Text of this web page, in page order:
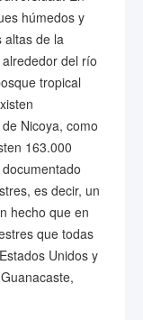
húmedos y
altas de la
del río
tropical
Nicoya, como
163.000
es decir, un
hecho que en
que todas
Unidos y